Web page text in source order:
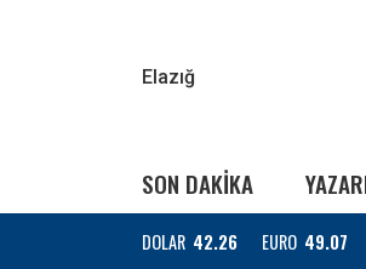
Elazığ
SON DAKİKA
DOLAR 42.26 EURO 49.07